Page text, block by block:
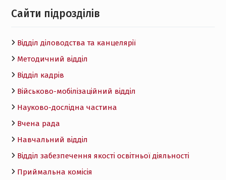
Cайти підрозділів
Відділ діловодства та канцелярії
Методичний відділ
Відділ кадрів
Військово-мобілізаційний відділ
Науково-дослідна частина
Вчена рада
Навчальний відділ
Відділ забезпечення якості освітньої діяльності
Приймальна комісія